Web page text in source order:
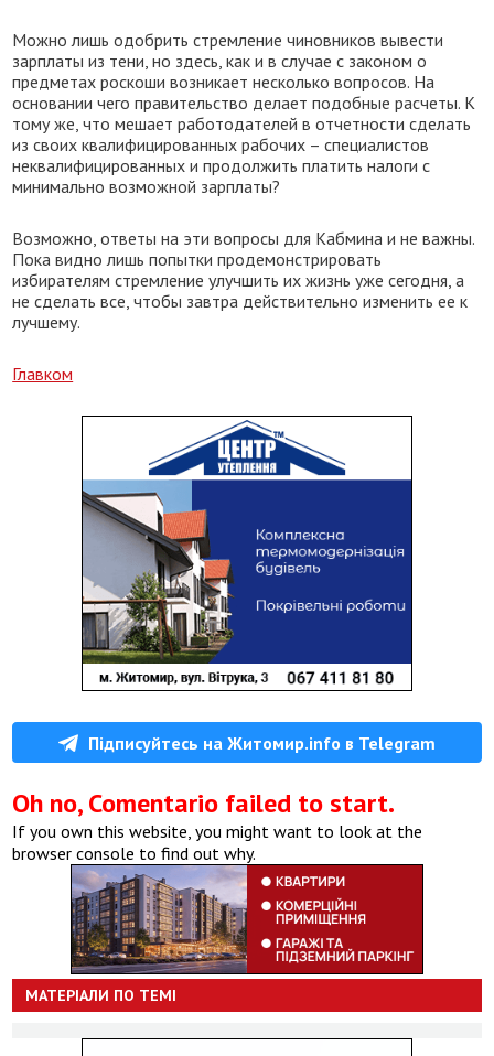
Можно лишь одобрить стремление чиновников вывести
зарплаты из тени, но здесь, как и в случае с законом о
предметах роскоши возникает несколько вопросов. На
основании чего правительство делает подобные расчеты. К
тому же, что мешает работодателей в отчетности сделать
из своих квалифицированных рабочих – специалистов
неквалифицированных и продолжить платить налоги с
минимально возможной зарплаты?
Возможно, ответы на эти вопросы для Кабмина и не важны.
Пока видно лишь попытки продемонстрировать
избирателям стремление улучшить их жизнь уже сегодня, а
не сделать все, чтобы завтра действительно изменить ее к
лучшему.
Главком
Підписуйтесь на Житомир.info в Telegram
Oh no, Comentario failed to start.
If you own this website, you might want to look at the
browser console to find out why.
МАТЕРІАЛИ ПО ТЕМІ